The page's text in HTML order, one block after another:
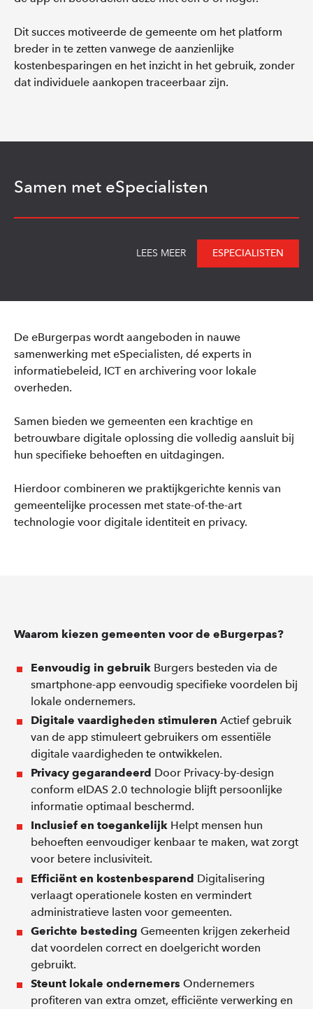
Dit succes motiveerde de gemeente om het platform
breder in te zetten vanwege de aanzienlijke
kostenbesparingen en het inzicht in het gebruik, zonder
dat individuele aankopen traceerbaar zijn.
Samen met eSpecialisten
LEES MEER ESPECIALISTEN
De eBurgerpas wordt aangeboden in nauwe
samenwerking met eSpecialisten, dé experts in
informatiebeleid, ICT en archivering voor lokale
overheden.
Samen bieden we gemeenten een krachtige en
betrouwbare digitale oplossing die volledig aansluit bij
hun specifieke behoeften en uitdagingen.
Hierdoor combineren we praktijkgerichte kennis van
gemeentelijke processen met state-of-the-art
technologie voor digitale identiteit en privacy.
Waarom kiezen gemeenten voor de eBurgerpas?
Eenvoudig in gebruik Burgers besteden via de
smartphone-app eenvoudig specifieke voordelen bij
lokale ondernemers.
Digitale vaardigheden stimuleren Actief gebruik
van de app stimuleert gebruikers om essentiële
digitale vaardigheden te ontwikkelen.
Privacy gegarandeerd Door Privacy-by-design
conform eIDAS 2.0 technologie blijft persoonlijke
informatie optimaal beschermd.
Inclusief en toegankelijk Helpt mensen hun
behoeften eenvoudiger kenbaar te maken, wat zorgt
voor betere inclusiviteit.
Efficiënt en kostenbesparend Digitalisering
verlaagt operationele kosten en vermindert
administratieve lasten voor gemeenten.
Gerichte besteding Gemeenten krijgen zekerheid
dat voordelen correct en doelgericht worden
gebruikt.
Steunt lokale ondernemers Ondernemers
profiteren van extra omzet, efficiënte verwerking en